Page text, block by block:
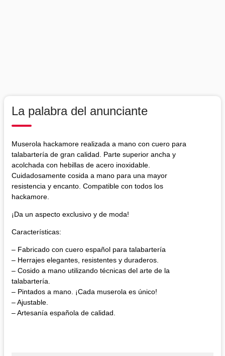
La palabra del anunciante
Muserola hackamore realizada a mano con cuero para
talabartería de gran calidad. Parte superior ancha y
acolchada con hebillas de acero inoxidable.
Cuidadosamente cosida a mano para una mayor
resistencia y encanto. Compatible con todos los
hackamore.
¡Da un aspecto exclusivo y de moda!
Características:
– Fabricado con cuero español para talabartería
– Herrajes elegantes, resistentes y duraderos.
– Cosido a mano utilizando técnicas del arte de la
talabartería.
– Pintados a mano. ¡Cada muserola es único!
– Ajustable.
– Artesanía española de calidad.